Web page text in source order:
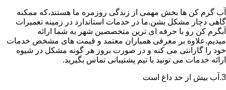
آب گرم کن ها بخش مهمی از زندگی روزمره ما هستند،که ممکنه
گاهی دچار مشکل بشن.ما در خدمات استاندارد در زمینه تعمیرات
آبگرم کن رو با حرفه ای ترین متخصصین شهر به شما ارائه
میدیم.علاوه بر معرفی همیاران معتمد و قیمت های مشخص خدمات
خود را گارانتی می کنه و در صورت بروز هر گونه مشکل در شیوه
ارائه خدمات می تونید با تیم پشتیبانی تماس بگیرید.
3.آب بیش از حد داغ است